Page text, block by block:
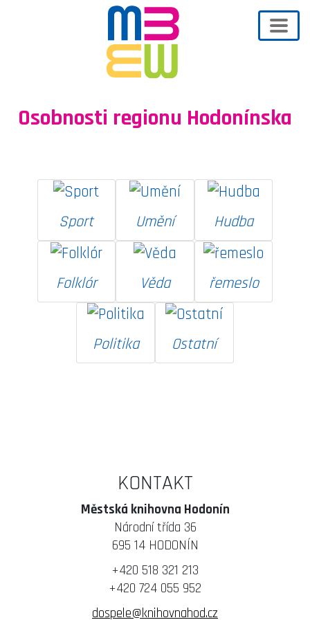
Osobnosti regionu Hodonínska
Sport Umění Hudba
Folklór Věda řemeslo
Politika Ostatní
KONTAKT
Městská knihovna Hodonín
Národní třída 36
695 14 HODONÍN
+420 518 321 213
+420 724 055 952
dospele@knihovnahod.cz